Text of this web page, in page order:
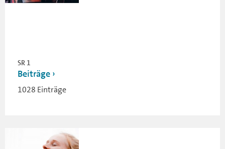
SR 1
Beiträge
1028 Einträge